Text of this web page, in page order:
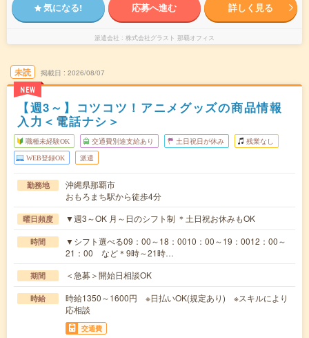
気になる! 応募へ進む 詳しく見る
派遣会社 株式会社グラスト 那覇オフィス
未読
NEW
掲載日 2026/08/07
【週3～】コツコツ！アニメグッズの商品情報
入力＜電話ナシ＞
職種未経験OK 交通費別途支給あり 土日祝日が休み 残業なし
WEB登録OK 派遣
勤務地
沖縄県那覇市
おもろまち駅から徒歩4分
曜日頻度 ▼週3～OK 月～日のシフト制 ＊土日祝お休みもOK
時間
▼シフト選べる09：00～18：0010：00～19：0012：00～
21：00 など＊9時～21時…
期間 ＜急募＞開始日相談OK
時給
時給1350～1600円 ※日払いOK(規定あり) ※スキルにより
応相談
交通費